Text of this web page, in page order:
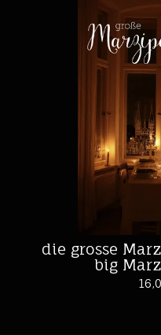
die grosse
big